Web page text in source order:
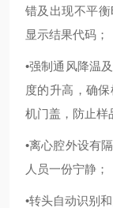
错及出现不平
显示结果代码；
•强制通风降温
度的升高，确
机门盖，防止样
•离心腔外设有
人员一份宁静；
•转头自动识别